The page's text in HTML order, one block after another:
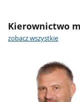
Kierownictwo
zobacz wszystkie